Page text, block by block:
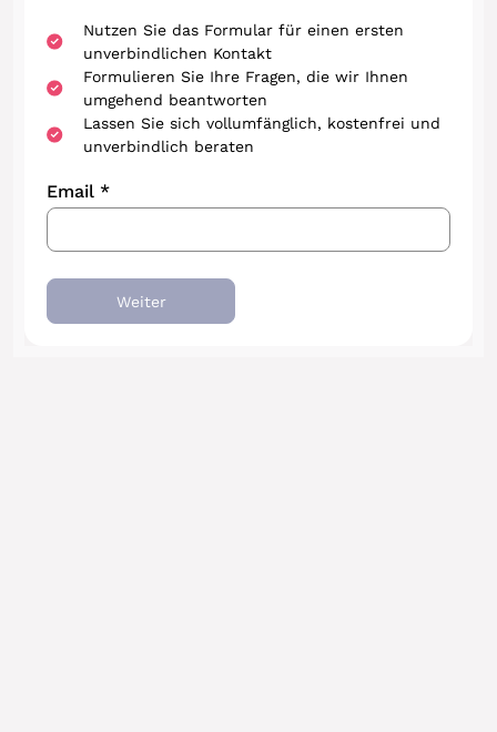
Nutzen Sie das Formular für einen ersten
unverbindlichen Kontakt
Formulieren Sie Ihre Fragen, die wir Ihnen
umgehend beantworten
Lassen Sie sich vollumfänglich, kostenfrei und
unverbindlich beraten
Email *
Weiter